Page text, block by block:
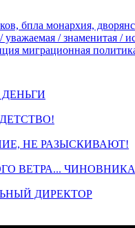
бпла монархия,
уважаемая / знаменитая /
миграционная
НЕ РАЗЫСКИВАЮТ!
ВЕТРА...
ДИРЕКТОР